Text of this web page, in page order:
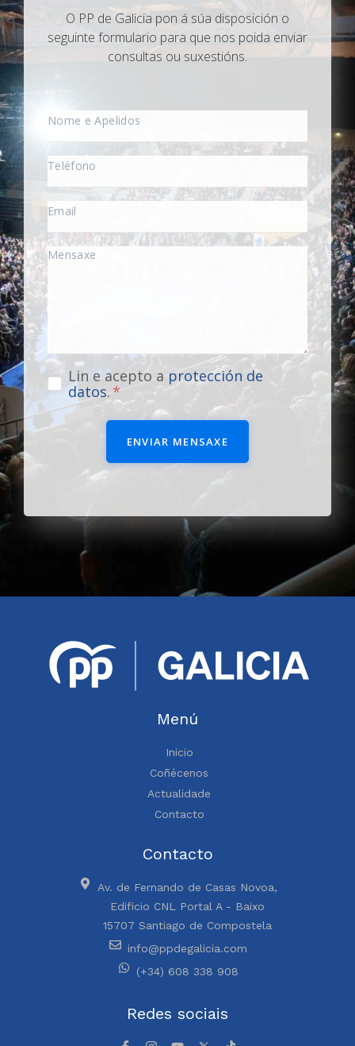
O PP de Galicia pon á súa disposición o
seguinte formulario para que nos poida enviar
consultas ou suxestións.
Lin e acepto a protección de
datos.
ENVIAR MENSAXE
Menú
Inicio
Coñécenos
Actualidade
Contacto
Contacto
Av. de Fernando de Casas Novoa,
Edificio CNL Portal A - Baixo
15707 Santiago de Compostela
info@ppdegalicia.com
(+34) 608 338 908
Redes sociais